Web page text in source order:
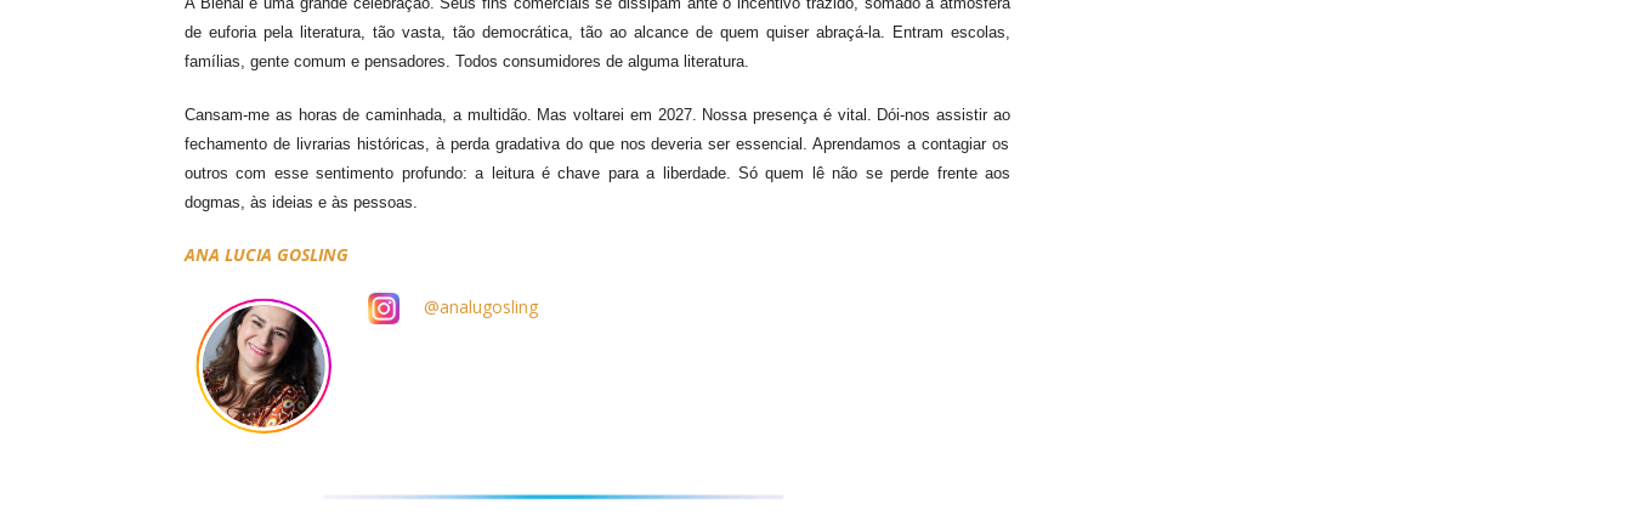
de euforia pela literatura, tão vasta, tão democrática, tão ao alcance de quem quiser abraçá-la. Entram escolas,
famílias, gente comum e pensadores. Todos consumidores de alguma literatura.
Cansam-me as horas de caminhada, amultidão. Mas voltarei em 2027. Nossa presença évital. Dói-nos assistir ao
fechamento de livrarias históricas, à perda gradativa do que nos deveria ser essencial.Aprendamos a contagiar os
outros com esse sentimento profundo: a
leitura échave paraa liberdade. Só quem lê não se perde frente aos
dogmas, às ideias e às pessoas.
ANA LUCIA GOSLING
@analugosling